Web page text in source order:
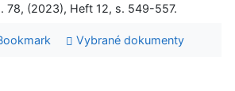
(2023), Heft 12, s. 549-557.
Vybrané dokumenty